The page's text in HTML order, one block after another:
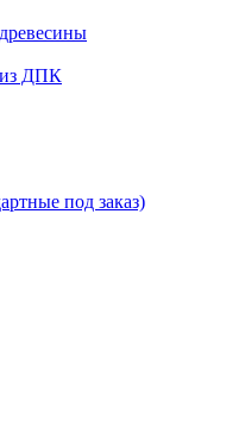
из ДПК
под заказ)